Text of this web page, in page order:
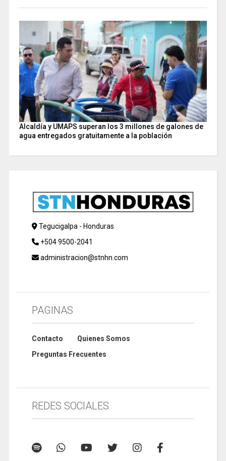
Alcaldía y UMAPS superan los 3 millones de galones de
agua entregados gratuitamente a la población
Tegucigalpa - Honduras
+504 9500-2041
administracion@stnhn.com
PAGINAS
Contacto
Quienes Somos
Preguntas Frecuentes
REDES SOCIALES